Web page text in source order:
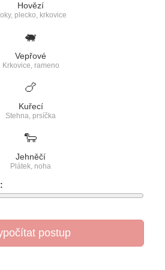
Hovězí
plecko, krkovice
🐖
Vepřové
Krkovice, rameno
🍗
Kuřecí
Stehna, prsíčka
🐑
Jehněčí
Plátek, noha
postup